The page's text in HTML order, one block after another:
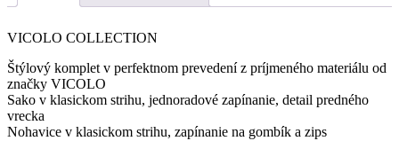
VICOLO COLLECTION
Štýlový komplet v perfektnom prevedení z príjmeného materiálu od
značky VICOLO
Sako v klasickom strihu, jednoradové zapínanie, detail predného
vrecka
Nohavice v klasickom strihu, zapínanie na gombík a zips